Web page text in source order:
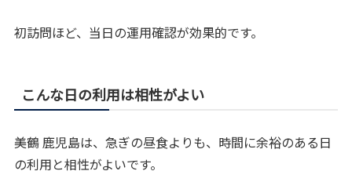
初訪問ほど、当日の運用確認が効果的です。
こんな日の利用は相性がよい
美鶴 鹿児島は、急ぎの昼食よりも、時間に余裕のある日
の利用と相性がよいです。